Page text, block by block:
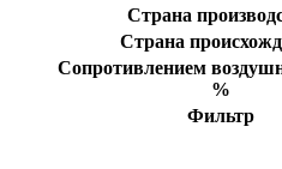
Страна
Страна
Сопротивлением
%
Фильтр